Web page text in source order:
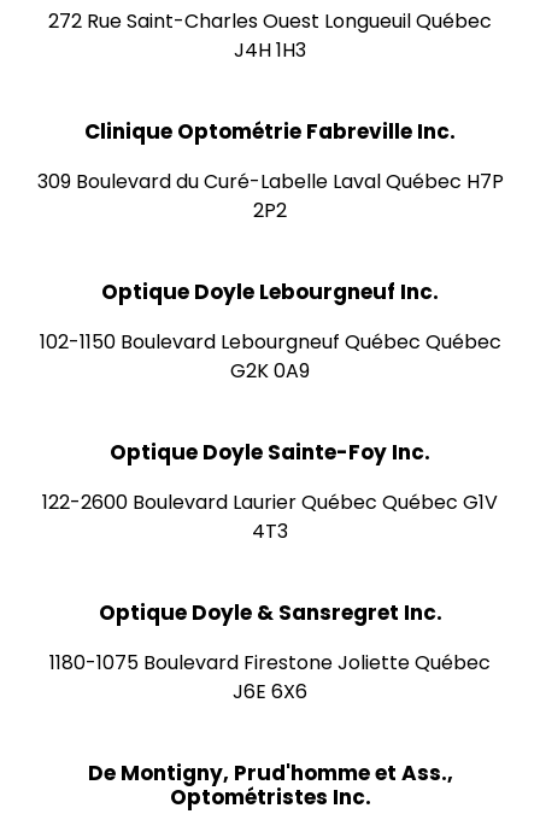
272 Rue Saint-Charles Ouest Longueuil Québec
J4H 1H3
Clinique Optométrie Fabreville Inc.
309 Boulevard du Curé-Labelle Laval Québec H7P
2P2
Optique Doyle Lebourgneuf Inc.
102-1150 Boulevard Lebourgneuf Québec Québec
G2K 0A9
Optique Doyle Sainte-Foy Inc.
122-2600 Boulevard Laurier Québec Québec G1V
4T3
Optique Doyle & Sansregret Inc.
1180-1075 Boulevard Firestone Joliette Québec
J6E 6X6
De Montigny, Prud'homme et Ass.,
Optométristes Inc.